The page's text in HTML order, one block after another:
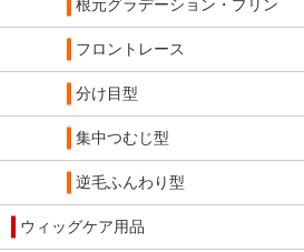
根元グラデーション・プリン
フロントレース
分け目型
集中つむじ型
逆毛ふんわり型
ウィッグケア用品